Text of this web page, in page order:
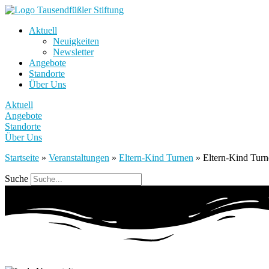
Aktuell
Neuigkeiten
Newsletter
Angebote
Standorte
Über Uns
Aktuell
Angebote
Standorte
Über Uns
Startseite » Veranstaltungen » Eltern-Kind Turnen » Eltern-Kind
Suche